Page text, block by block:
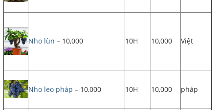
Nho lùn – 10,000 10H 10,000 Việt
Nho leo pháp – 10,000 10H 10,000 pháp